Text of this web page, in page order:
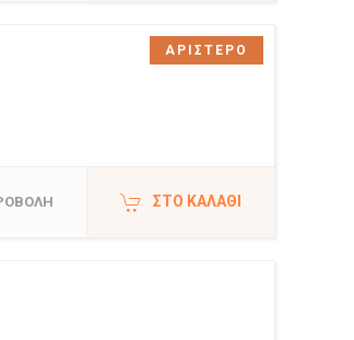
ΣΤΟ ΚΑΛΆΘΙ
ΑΡΙΣΤΕΡΟ